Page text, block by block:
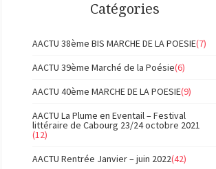
Catégories
AACTU 38ème BIS MARCHE DE LA POESIE(7)
AACTU 39ème Marché de la Poésie(6)
AACTU 40ème MARCHE DE LA POESIE(9)
AACTU La Plume en Eventail – Festival
littéraire de Cabourg 23/24 octobre 2021
(12)
AACTU Rentrée Janvier – juin 2022(42)